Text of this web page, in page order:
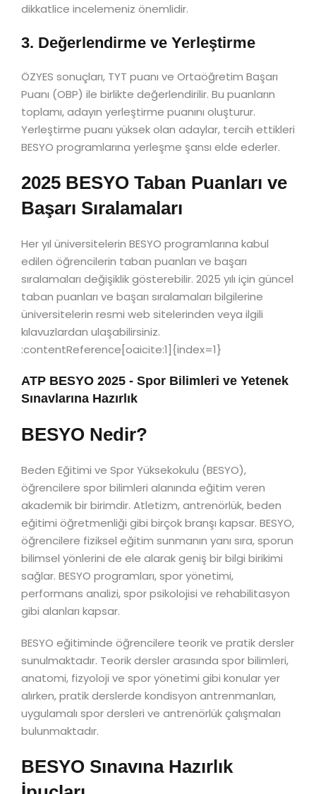
dikkatlice incelemeniz önemlidir.
3. Değerlendirme ve Yerleştirme
ÖZYES sonuçları, TYT puanı ve Ortaöğretim Başarı
Puanı (OBP) ile birlikte değerlendirilir. Bu puanların
toplamı, adayın yerleştirme puanını oluşturur.
Yerleştirme puanı yüksek olan adaylar, tercih ettikleri
BESYO programlarına yerleşme şansı elde ederler.
2025 BESYO Taban Puanları ve
Başarı Sıralamaları
Her yıl üniversitelerin BESYO programlarına kabul
edilen öğrencilerin taban puanları ve başarı
sıralamaları değişiklik gösterebilir. 2025 yılı için güncel
taban puanları ve başarı sıralamaları bilgilerine
üniversitelerin resmi web sitelerinden veya ilgili
kılavuzlardan ulaşabilirsiniz.
:contentReference[oaicite:1]{index=1}
ATP BESYO 2025 - Spor Bilimleri ve Yetenek
Sınavlarına Hazırlık
BESYO Nedir?
Beden Eğitimi ve Spor Yüksekokulu (BESYO),
öğrencilere spor bilimleri alanında eğitim veren
akademik bir birimdir. Atletizm, antrenörlük, beden
eğitimi öğretmenliği gibi birçok branşı kapsar. BESYO,
öğrencilere fiziksel eğitim sunmanın yanı sıra, sporun
bilimsel yönlerini de ele alarak geniş bir bilgi birikimi
sağlar. BESYO programları, spor yönetimi,
performans analizi, spor psikolojisi ve rehabilitasyon
gibi alanları kapsar.
BESYO eğitiminde öğrencilere teorik ve pratik dersler
sunulmaktadır. Teorik dersler arasında spor bilimleri,
anatomi, fizyoloji ve spor yönetimi gibi konular yer
alırken, pratik derslerde kondisyon antrenmanları,
uygulamalı spor dersleri ve antrenörlük çalışmaları
bulunmaktadır.
BESYO Sınavına Hazırlık